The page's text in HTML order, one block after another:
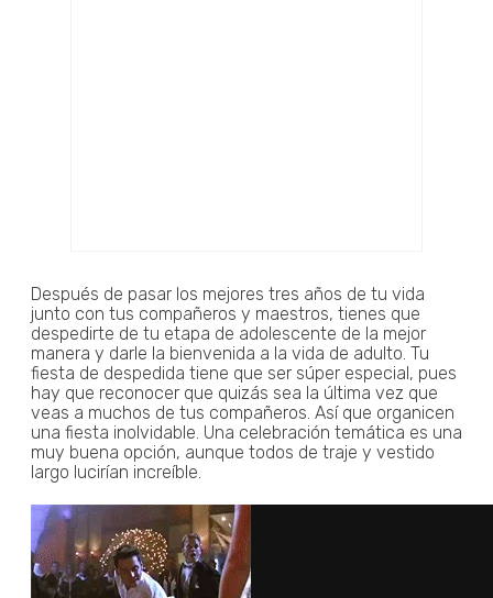
Después de pasar los mejores tres años de tu vida
junto con tus compañeros y maestros, tienes que
despedirte de tu etapa de adolescente de la mejor
manera y darle la bienvenida a la vida de adulto. Tu
fiesta de despedida tiene que ser súper especial, pues
hay que reconocer que quizás sea la última vez que
veas a muchos de tus compañeros. Así que organicen
una fiesta inolvidable. Una celebración temática es una
muy buena opción, aunque todos de traje y vestido
largo lucirían increíble.